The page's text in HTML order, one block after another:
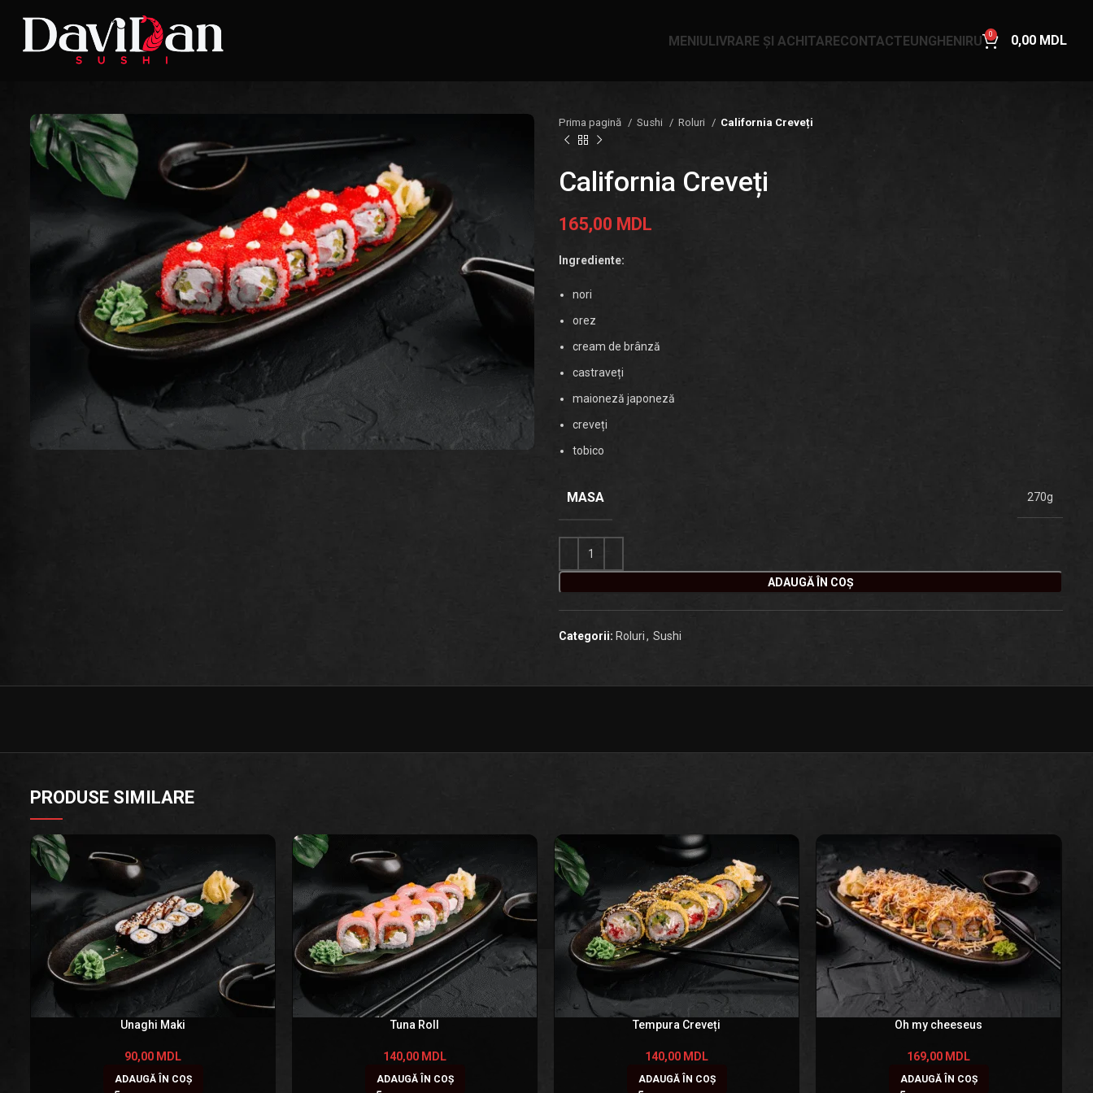
MENIULIVRARE ȘI ACHITARECONTACTEUNGHENIRU 0 0,00 MDL
Prima pagină Sushi Roluri California Creveți
California Creveți
165,00 MDL
Ingrediente:
nori
orez
cream de brânză
castraveți
maioneză japoneză
creveți
tobico
MASA 270g
ADAUGĂ ÎN COȘ
Categorii: Roluri, Sushi
PRODUSE SIMILARE
Unaghi Maki
90,00 MDL
ADAUGĂ ÎN COȘ
Tuna Roll
140,00 MDL
ADAUGĂ ÎN COȘ
Tempura Creveți
140,00 MDL
ADAUGĂ ÎN COȘ
Oh my cheeseus
169,00 MDL
ADAUGĂ ÎN COȘ